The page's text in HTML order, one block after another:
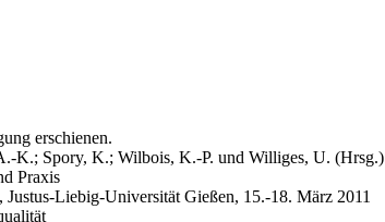
erschienen.
K.; Spory, K.; Wilbois, K.-P. und Williges, U.
Praxis
Liebig-Universität Gießen, 15.-18. März 2011